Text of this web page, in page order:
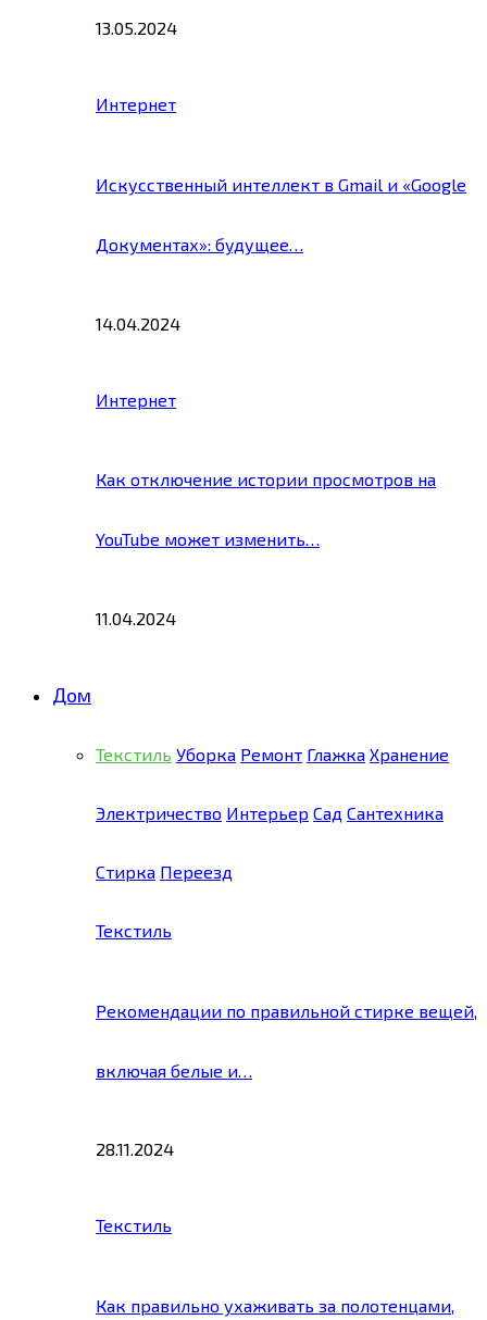
13.05.2024
Интернет
Искусственный интеллект в Gmail и «Google
Документах»: будущее…
14.04.2024
Интернет
Как отключение истории просмотров на
YouTube может изменить…
11.04.2024
Дом
Текстиль Уборка Ремонт Глажка Хранение
Электричество Интерьер Сад Сантехника
Стирка Переезд
Текстиль
Рекомендации по правильной стирке вещей,
включая белые и…
28.11.2024
Текстиль
Как правильно ухаживать за полотенцами,